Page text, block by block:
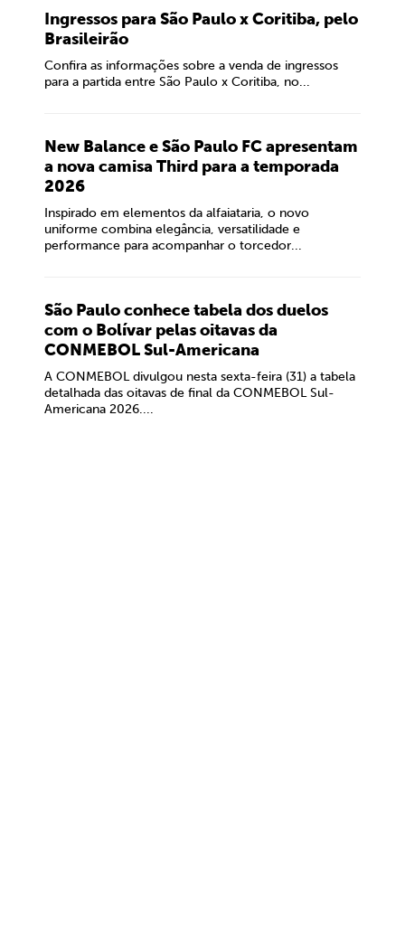
Ingressos para São Paulo x Coritiba, pelo
Brasileirão
Confira as informações sobre a venda de ingressos
para a partida entre São Paulo x Coritiba, no...
New Balance e São Paulo FC apresentam
a nova camisa Third para a temporada
2026
Inspirado em elementos da alfaiataria, o novo
uniforme combina elegância, versatilidade e
performance para acompanhar o torcedor...
São Paulo conhece tabela dos duelos
com o Bolívar pelas oitavas da
CONMEBOL Sul-Americana
A CONMEBOL divulgou nesta sexta-feira (31) a tabela
detalhada das oitavas de final da CONMEBOL Sul-
Americana 2026....